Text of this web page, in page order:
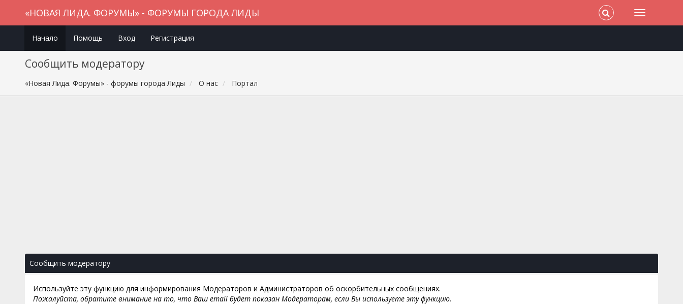
«НОВАЯ ЛИДА. ФОРУМЫ» - ФОРУМЫ ГОРОДА ЛИДЫ
Начало Помощь Вход Регистрация
Сообщить модератору
«Новая Лида. Форумы» - форумы города Лиды О нас Портал
Сообщить модератору
Используйте эту функцию для информирования Модераторов и Администраторов об оскорбительных сообщениях.
Пожалуйста, обратите внимание на то, что Ваш email будет показан Модераторам, если Вы используете эту функцию.